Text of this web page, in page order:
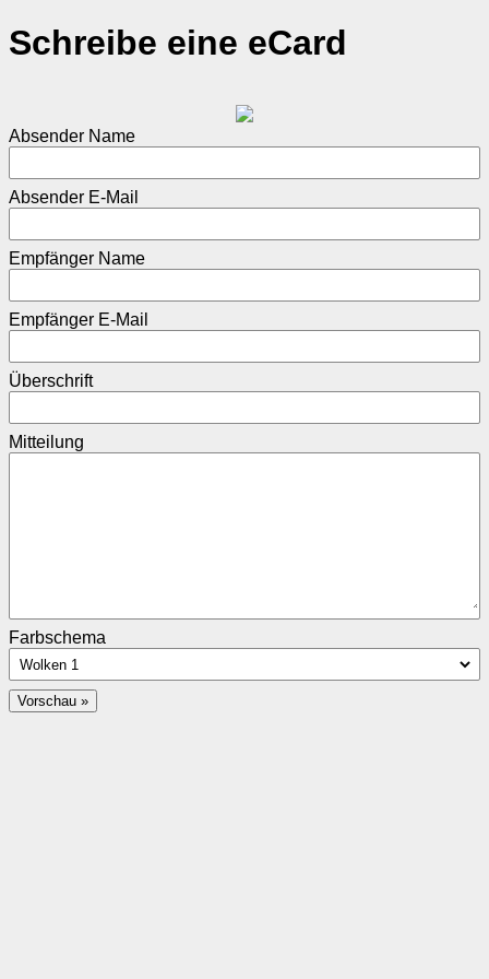
Schreibe eine eCard
Absender Name
Absender E-Mail
Empfänger Name
Empfänger E-Mail
Überschrift
Mitteilung
Farbschema